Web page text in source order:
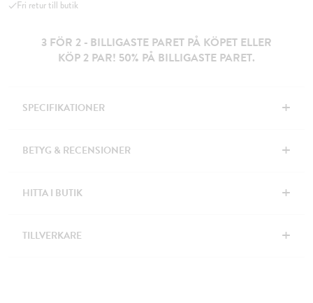
Fri retur till butik
3 FÖR 2 - BILLIGASTE PARET PÅ KÖPET ELLER
KÖP 2 PAR! 50% PÅ BILLIGASTE PARET.
SPECIFIKATIONER +
BETYG & RECENSIONER +
HITTA I BUTIK +
TILLVERKARE +